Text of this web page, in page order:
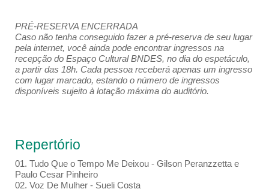
PRÉ-RESERVA ENCERRADA
Caso não tenha conseguido fazer a pré-reserva de seu lugar
pela internet, você ainda pode encontrar ingressos na
recepção do Espaço Cultural BNDES, no dia do espetáculo,
a partir das 18h. Cada pessoa receberá apenas um ingresso
com lugar marcado, estando o número de ingressos
disponíveis sujeito à lotação máxima do auditório.
Repertório
01. Tudo Que o Tempo Me Deixou - Gilson Peranzzetta e
Paulo Cesar Pinheiro
02. Voz De Mulher - Sueli Costa